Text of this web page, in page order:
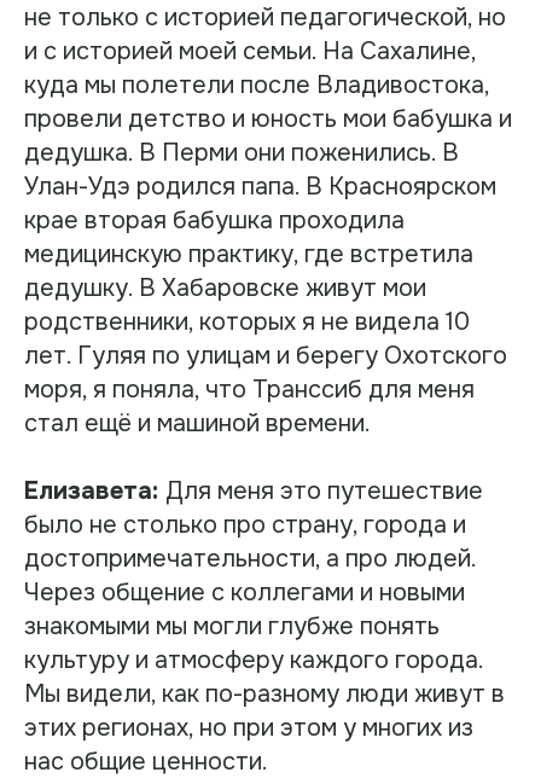
не только с историей педагогической, но
и с историей моей семьи. На Сахалине,
куда мы полетели после Владивостока,
провели детство и юность мои бабушка и
дедушка. В Перми они поженились. В
Улан-Удэ родился папа. В Красноярском
крае вторая бабушка проходила
медицинскую практику, где встретила
дедушку. В Хабаровске живут мои
родственники, которых я не видела 10
лет. Гуляя по улицам и берегу Охотского
моря, я поняла, что Транссиб для меня
стал ещё и машиной времени.
Елизавета: Для меня это путешествие
было не столько про страну, города и
достопримечательности, а про людей.
Через общение с коллегами и новыми
знакомыми мы могли глубже понять
культуру и атмосферу каждого города.
Мы видели, как по-разному люди живут в
этих регионах, но при этом у многих из
нас общие ценности.